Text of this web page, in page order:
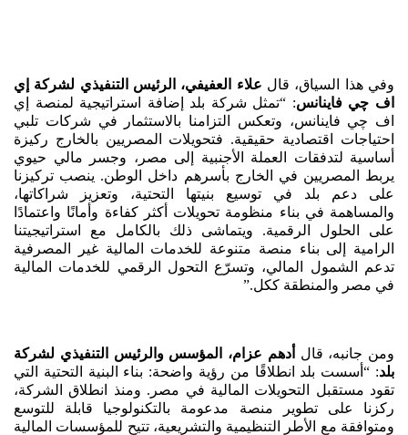
وفي هذا السياق، قال علاء العفيفي، الرئيس التنفيذي لشركة إي
اف چي فاينانس: “تمثل شركة بلد إضافة استراتيجية لمنصة إي
اف چي فاينانس، وتعكس التزامنا بالاستثمار في شركات تلبي
احتياجات اقتصادية حقيقية. فتحويلات المصريين بالخارج ركيزة
أساسية لتدفقات العملة الأجنبية إلى مصر، وجسر مالي حيوي
يربط المصريين في الخارج بأسرهم داخل الوطن. ينصب تركيزنا
على دعم بلد في توسيع بنيتها التحتية، وتعزيز شراكاتها،
والمساهمة في بناء منظومة تحويلات أكثر كفاءة وأمانًا واعتمادًا
على الحلول الرقمية. ويتماشى ذلك بالكامل مع استراتيجيتنا
الرامية إلى بناء منصة متنوعة للخدمات المالية غير المصرفية
تدعم الشمول المالي، وتسرّع التحول الرقمي للخدمات المالية
في مصر والمنطقة ككل.”
ومن جانبه، قال أدهم عزام، المؤسس والرئيس التنفيذي لشركة
بلد: “أسست بلد انطلاقًا من رؤية واضحة: بناء البنية التحتية التي
تقود مستقبل التحويلات المالية في مصر. ومنذ انطلاق الشركة،
ركزنا على تطوير منصة مدعومة بالتكنولوجيا قابلة للتوسع
ومتوافقة مع الأطر التنظيمية والتشريعية، تتيح للمؤسسات المالية